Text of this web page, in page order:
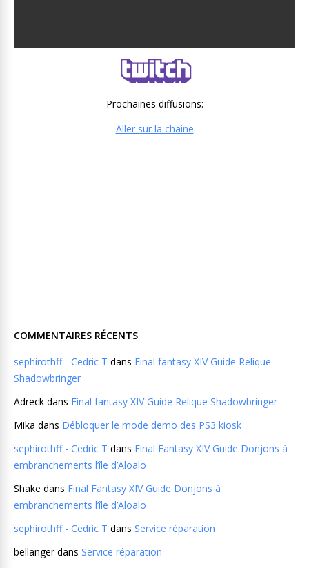
Prochaines diffusions:
Aller sur la chaine
COMMENTAIRES RÉCENTS
sephirothff - Cedric T dans Final fantasy XIV Guide Relique
Shadowbringer
Adreck dans Final fantasy XIV Guide Relique Shadowbringer
Mika dans Débloquer le mode demo des PS3 kiosk
sephirothff - Cedric T dans Final Fantasy XIV Guide Donjons à
embranchements l’île d’Aloalo
Shake dans Final Fantasy XIV Guide Donjons à
embranchements l’île d’Aloalo
sephirothff - Cedric T dans Service réparation
bellangerdans Service réparation